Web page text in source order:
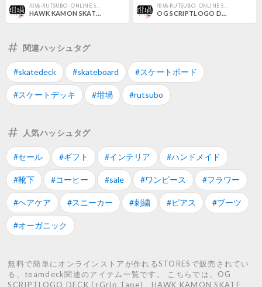
HAWK KAMON SKATE DECK （RUTSUBO× 遊鷹 ） OG SCRIPTLOGO DECK (+Grip Tape)
関連ハッシュタグ
#skatedeck #skateboard #スケートボード
#スケートデッキ #坩堝 #rutsubo
人気ハッシュタグ
#セール #ギフト #インテリア #ハンドメイド
#靴下 #コーヒー #sale #ワンピース #フラワー
#ヘアケア #スニーカー #刺繍 #ピアス #ブーツ
#オーガニック
無料で簡単にオンラインストアが作れるSTORESで販売されてい
る、teamdeck関連のアイテム一覧です。 こちらでは、OG
SCRIPTLOGO DECK (+Grip Tape)、HAWK KAMON SKATE